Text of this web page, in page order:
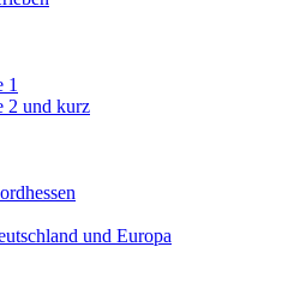
1
2 und kurz
und Europa